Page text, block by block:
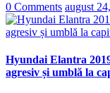
0 Comments august
Hyundai Elantra
agresiv și umblă la